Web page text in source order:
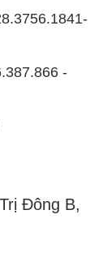
-
Đông B,